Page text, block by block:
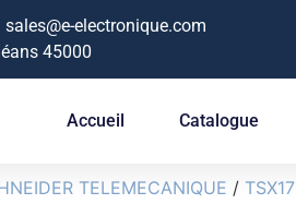
sales@e-electronique.com
45000
Accueil Catalogue
TELEMECANIQUE / TSX17